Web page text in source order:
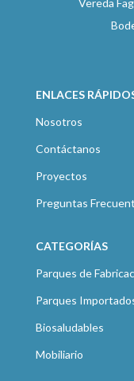
Vereda
ENLACES
Nosotros
Contáctanos
Proyectos
Preguntas
CATEGORÍAS
Parques de
Parques
Biosaludables
Mobiliario